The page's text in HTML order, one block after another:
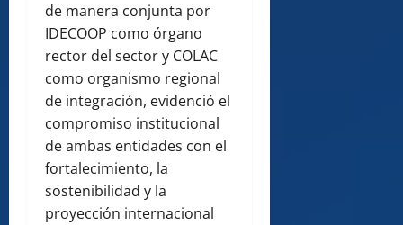
de manera conjunta por
IDECOOP como órgano
rector del sector y COLAC
como organismo regional
de integración, evidenció el
compromiso institucional
de ambas entidades con el
fortalecimiento, la
sostenibilidad y la
proyección internacional